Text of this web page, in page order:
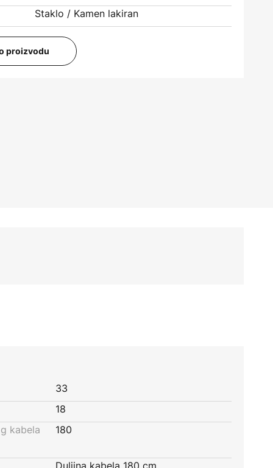
Staklo / Kamen lakiran
proizvodu
33
18
kabela
180